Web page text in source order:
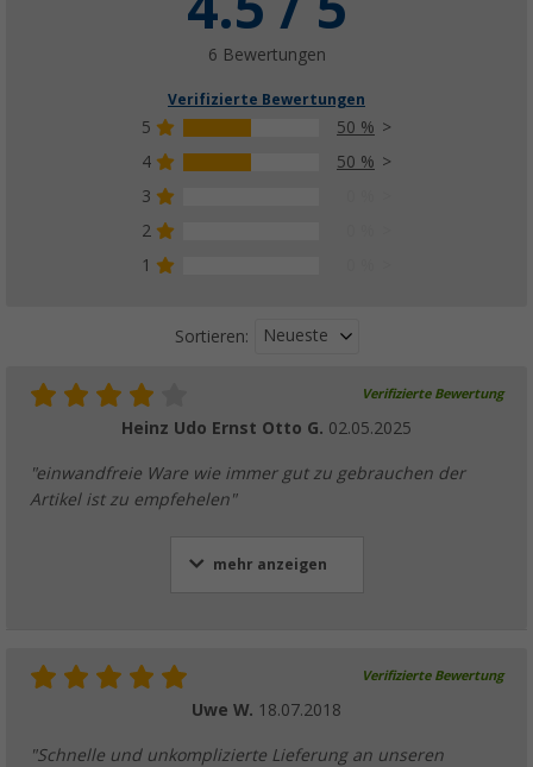
6 Bewertungen
Verifizierte Bewertungen
5
50 %
4
50 %
3
2
1
Sortieren: Neueste
Verifizierte Bewertung
Heinz Udo Ernst Otto G. 02.05.2025
"einwandfreie Ware wie immer gut zu gebrauchen der
Artikel ist zu empfehelen"
mehr anzeigen
Verifizierte Bewertung
Uwe W. 18.07.2018
"Schnelle und unkomplizierte Lieferung an unseren